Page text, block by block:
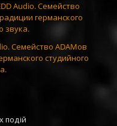
Audio. Семейство
германского
звука.
Семейство ADAMов
студийного
подій